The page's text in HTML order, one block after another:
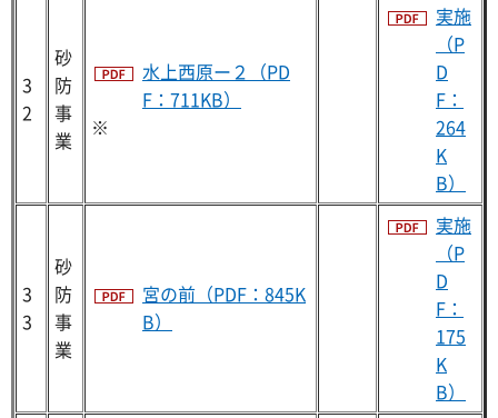
3
2
砂
防
事
業
水上西原ー２（PD
F：711KB）
※
実施
（P
D
F：
264
K
B）
3
3
砂
防
事
業
宮の前（PDF：845K
B）
実施
（P
D
F：
175
K
B）